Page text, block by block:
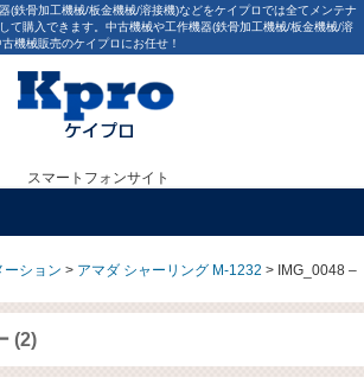
(鉄骨加工機械/板金機械/溶接機)などをケイプロでは全てメンテナ
て購入できます。中古機械や工作機器(鉄骨加工機械/板金機械/溶
機械販売のケイプロにお任せ！
スマートフォンサイト
ーション > アマダ シャーリング M-1232 > IMG_0048 –
(2)